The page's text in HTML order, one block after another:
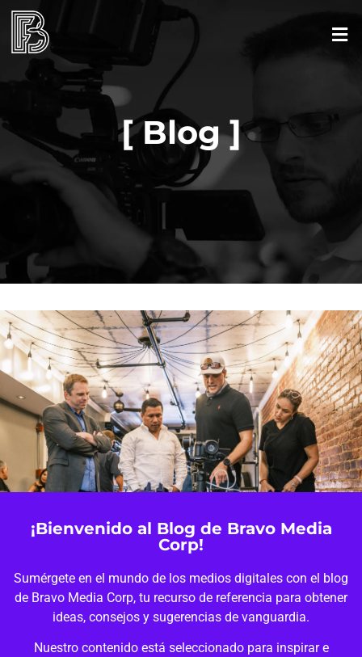
[ Blog ]
¡Bienvenido al Blog de Bravo Media
Corp!
Sumérgete en el mundo de los medios digitales con el blog
de Bravo Media Corp, tu recurso de referencia para obtener
ideas, consejos y sugerencias de vanguardia.
Nuestro contenido está seleccionado para inspirar e